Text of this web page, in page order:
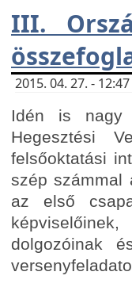
III.
2015. 04. 27. -
Idén is nagy
Hegesztési
felsőoktatási
szép számmal
az első
dolgozóinak